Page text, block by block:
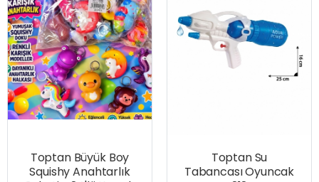
Toptan Büyük Boy
Squishy Anahtarlık
Toptan Su
Tabancası Oyuncak